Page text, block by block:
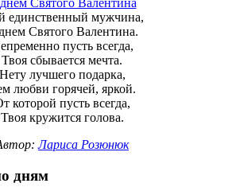
единственный мужчина,
Святого Валентина.
пусть всегда,
Твоя сбывается мечта.
Нету лучшего подарка,
любви горячей, яркой.
которой пусть всегда,
Твоя кружится голова.
Лариса Розюнюк
дням